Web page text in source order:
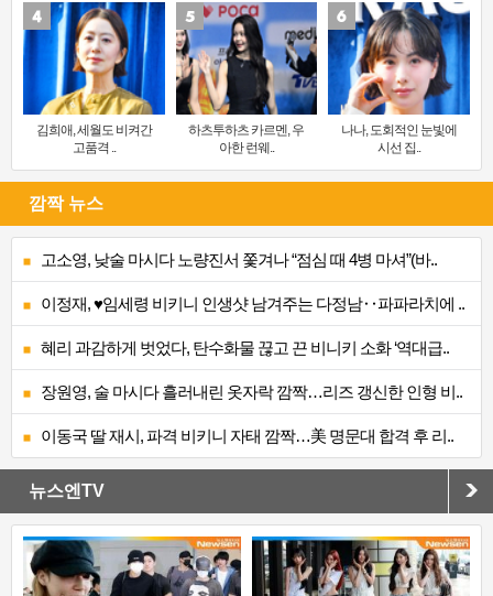
김희애, 세월도 비켜간
고품격 ..
하츠투하츠 카르멘, 우
아한 런웨..
나나, 도회적인 눈빛에
시선 집..
깜짝 뉴스
고소영, 낮술 마시다 노량진서 쫓겨나 “점심 때 4병 마셔”(바..
이정재, ♥임세령 비키니 인생샷 남겨주는 다정남‥파파라치에 ..
혜리 과감하게 벗었다, 탄수화물 끊고 끈 비니키 소화 ‘역대급..
장원영, 술 마시다 흘러내린 옷자락 깜짝…리즈 갱신한 인형 비..
이동국 딸 재시, 파격 비키니 자태 깜짝…美 명문대 합격 후 리..
뉴스엔TV